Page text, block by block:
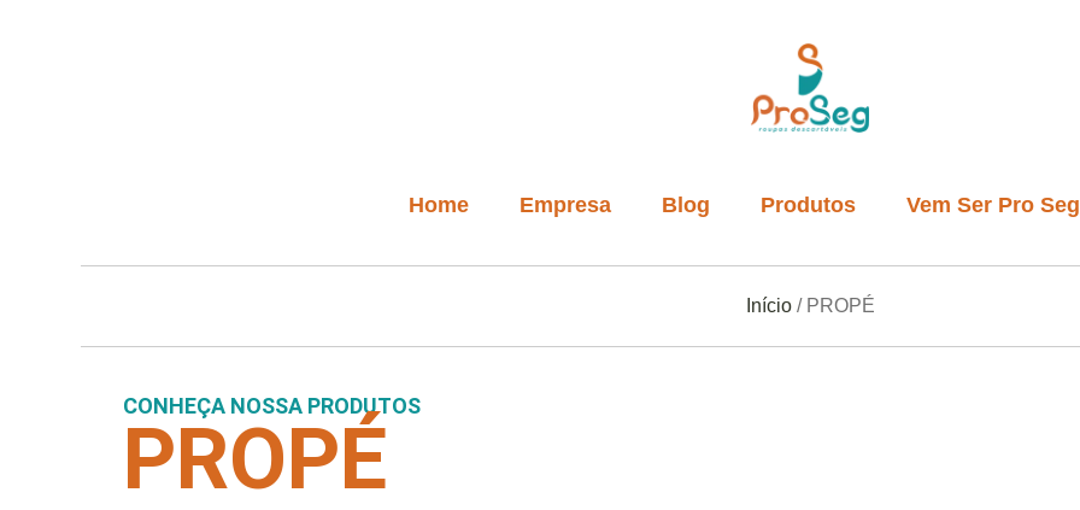
Home Empresa Blog Produtos
Avental
Vem Ser Pro Seg
Início/ PROPÉ
CONHEÇA NOSSA PRODUTOS
PROPÉ